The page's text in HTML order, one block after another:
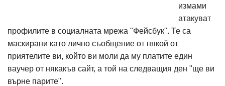
измами
атакуват
профилите в социалната мрежа "Фейсбук". Те са
маскирани като лично съобщение от някой от
приятелите ви, който ви моли да му платите един
ваучер от някакъв сайт, а той на следващия ден "ще ви
върне парите".